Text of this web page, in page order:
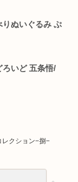
りぬいぐるみ ぷ
ろいど 五条悟/
クション−捌−